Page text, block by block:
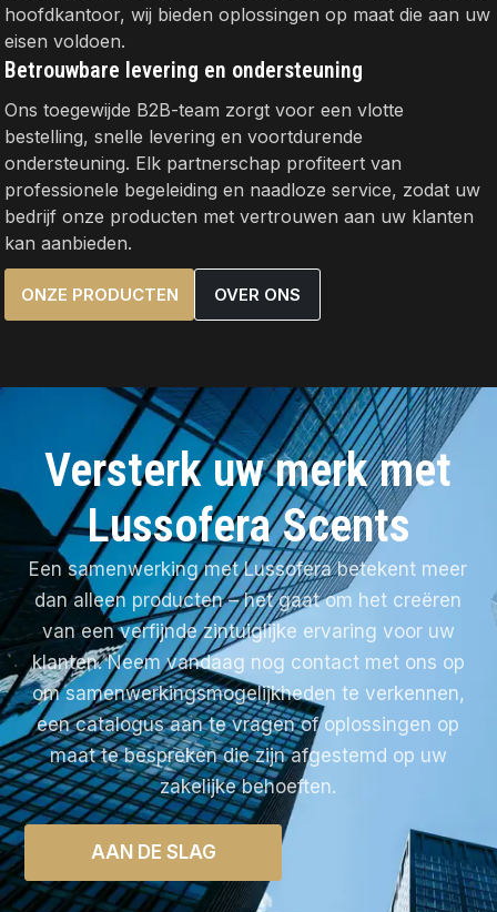
hoofdkantoor, wij bieden oplossingen op maat die aan uw
eisen voldoen.
Betrouwbare levering en ondersteuning
Ons toegewijde B2B-team zorgt voor een vlotte
bestelling, snelle levering en voortdurende
ondersteuning. Elk partnerschap profiteert van
professionele begeleiding en naadloze service, zodat uw
bedrijf onze producten met vertrouwen aan uw klanten
kan aanbieden.
ONZE PRODUCTEN OVER ONS
Versterk uw merk met
Lussofera Scents
Een samenwerking met Lussofera betekent meer
dan alleen producten – het gaat om het creëren
van een verfijnde zintuiglijke ervaring voor uw
klanten. Neem vandaag nog contact met ons op
om samenwerkingsmogelijkheden te verkennen,
een catalogus aan te vragen of oplossingen op
maat te bespreken die zijn afgestemd op uw
zakelijke behoeften.
AAN DE SLAG